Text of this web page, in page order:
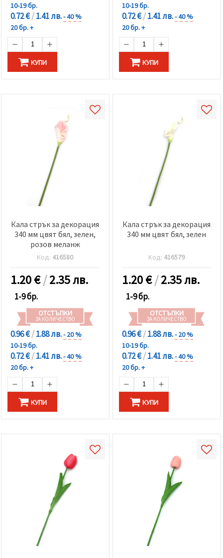
10-19 бр.
0.72 €/1.41 лв.- 40 %
20 бр. +
КУПИ
10-19 бр.
0.72 €/1.41 лв.- 40 %
20 бр. +
КУПИ
Кала стрък за декорация
340 мм цвят бял, зелен,
розов меланж
Код: 416580
1.20€/2.35 лв.
1-9 бр.
ОТСТЪПКИ
ЗА КОЛИЧЕСТВО
0.96 €/1.88 лв.- 20 %
10-19 бр.
0.72 €/1.41 лв.- 40 %
20 бр. +
КУПИ
Кала стрък за декорация
340 мм цвят бял, зелен
Код: 416579
1.20€/2.35 лв.
1-9 бр.
ОТСТЪПКИ
ЗА КОЛИЧЕСТВО
0.96 €/1.88 лв.- 20 %
10-19 бр.
0.72 €/1.41 лв.- 40 %
20 бр. +
КУПИ